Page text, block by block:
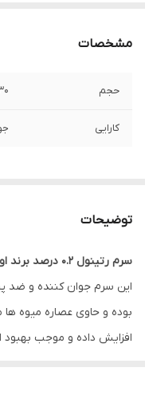
مشخصات
حجم ۳۰
کارایی
توضیحات
سرم رتینول ۰.۲ درصد برند اوردینری
این سرم جوان کننده و ضد
بوده و حاوی عصاره میوه